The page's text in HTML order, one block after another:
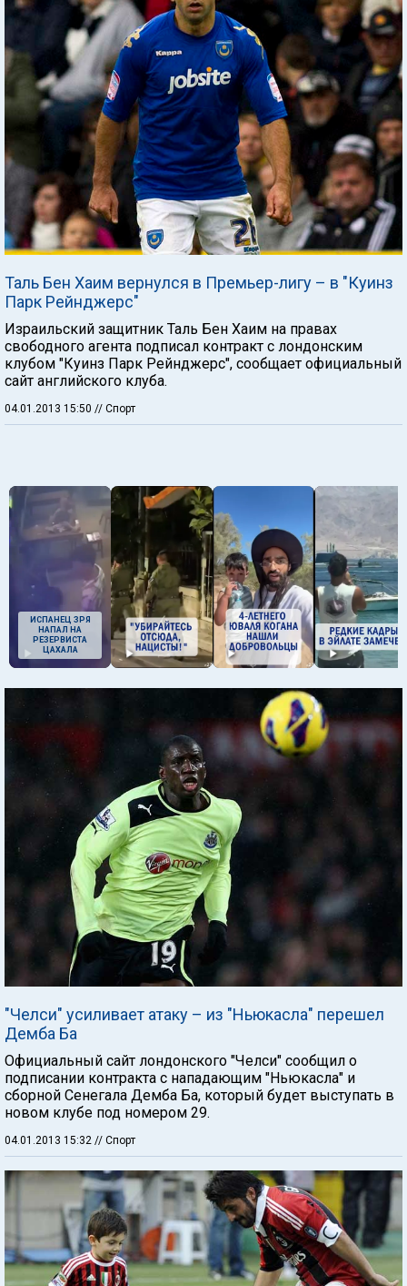
Таль Бен Хаим вернулся в Премьер-лигу – в "Куинз
Парк Рейнджерс"
Израильский защитник Таль Бен Хаим на правах
свободного агента подписал контракт с лондонским
клубом "Куинз Парк Рейнджерс", сообщает официальный
сайт английского клуба.
04.01.2013 15:50 // Спорт
ИСПАНЕЦ ЗРЯ
НАПАЛ НА
РЕЗЕРВИСТА
ЦАХАЛА
"Челси" усиливает атаку – из "Ньюкасла" перешел
Демба Ба
Официальный сайт лондонского "Челси" сообщил о
подписании контракта с нападающим "Ньюкасла" и
сборной Сенегала Демба Ба, который будет выступать в
новом клубе под номером 29.
04.01.2013 15:32 // Спорт